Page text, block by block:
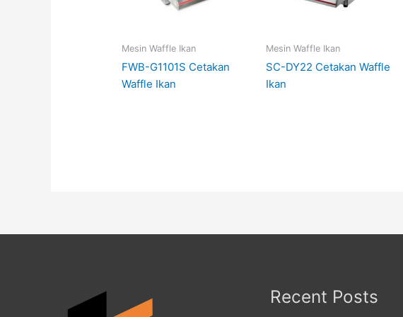
Mesin Waffle Ikan
FWB-G1101S Cetakan
Waffle Ikan
Mesin Waffle Ikan
SC-DY22 Cetakan Waffle
Ikan
Recent Posts